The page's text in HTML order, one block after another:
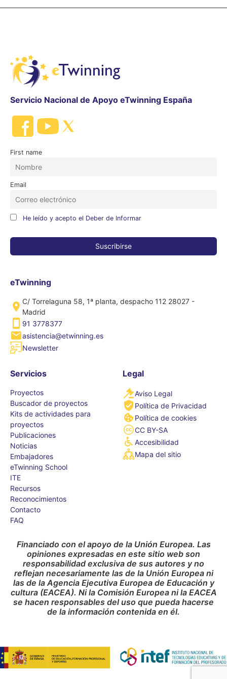
Servicio Nacional de Apoyo eTwinning España
First name
Email
He leído y acepto el Deber de Informar
eTwinning
C/ Torrelaguna 58, 1ª planta, despacho 112 28027 -
Madrid
91 3778377
asistencia@etwinning.es
Newsletter
Servicios
Proyectos
Buscador de proyectos
Kits de actividades para
proyectos
Publicaciones
Noticias
Embajadores
eTwinning School
ITE
Recursos
Reconocimientos
Contacto
FAQ
Legal
Aviso Legal
Política de Privacidad
Política de cookies
CC BY-SA
Accesibilidad
Mapa del sitio
Financiado con el apoyo de la Unión Europea. Las
opiniones expresadas en este sitio web son
responsabilidad exclusiva de sus autores y no
reflejan necesariamente las de la Unión Europea ni
las de la Agencia Ejecutiva Europea de Educación y
cultura (EACEA). Ni la Comisión Europea ni la EACEA
se hacen responsables del uso que pueda hacerse
de la información contenida en él.